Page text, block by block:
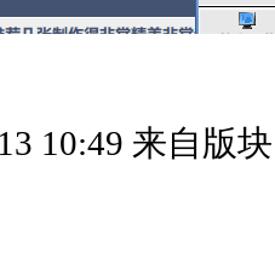
10:49 来自版